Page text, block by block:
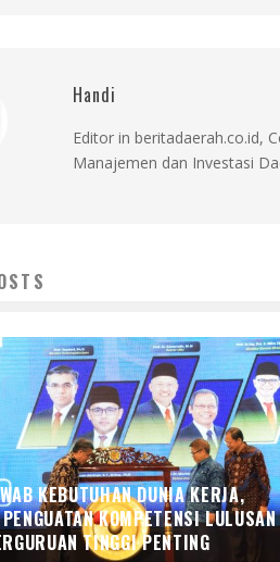
Handi
Editor in beritadaerah.co.id,
Manajemen dan Investasi
KEBUTUHAN DUNIA KERJA,
KOMPETENSI LULUSAN
TINGGI PENTING